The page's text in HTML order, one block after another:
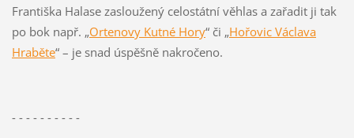
Františka Halase zasloužený celostátní věhlas a zařadit ji tak
po bok např. „Ortenovy Kutné Hory“ či „Hořovic Václava
Hraběte“ – je snad úspěšně nakročeno.
- - - - - - - - - -